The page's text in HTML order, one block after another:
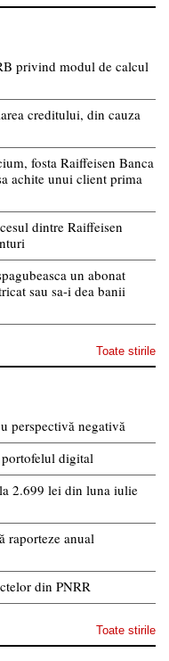
privind modul de calcul
creditului, din cauza
fosta Raiffeisen Banca
achite unui client prima
dintre Raiffeisen
un abonat
sau sa-i dea banii
Toate stirile
perspectivă negativă
digital
2.699 lei din luna iulie
raporteze anual
din PNRR
Toate stirile